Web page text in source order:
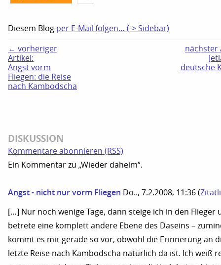
Diesem Blog per E-Mail folgen… (-> Sidebar)
← vorheriger
Artikel:
Angst vorm
Fliegen: die Reise
nach Kambodscha
nächster
deutsche
DISKUSSION
Kommentare abonnieren (RSS)
Ein Kommentar zu „Wieder daheim“.
Angst - nicht nur vorm Fliegen Do.., 7.2.2008, 11:36 (
[…] Nur noch wenige Tage, dann steige ich in den Flieger
betrete eine komplett andere Ebene des Daseins –
kommt es mir gerade so vor, obwohl die Erinnerung an
letzte Reise nach Kambodscha natürlich da ist. Ich weiß